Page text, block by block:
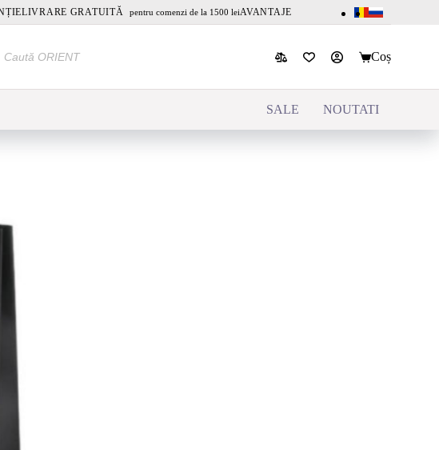
LIVRARE GRATUITĂ pentru comenzi de la 1500 leiAVANTAJE
Coș
SALE NOUTATI